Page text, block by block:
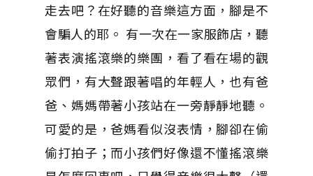
走去吧？在好聽的音樂這方面，腳是不
會騙人的耶。 有一次在一家服飾店，聽
著表演搖滾樂的樂團，看了看在場的觀
眾們，有大聲跟著唱的年輕人，也有爸
爸、媽媽帶著小孩站在一旁靜靜地聽。
可愛的是，爸媽看似沒表情，腳卻在偷
偷打拍子；而小孩們好像還不懂搖滾樂